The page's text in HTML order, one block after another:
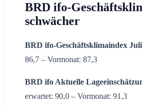
BRD ifo-
schwächer
BRD ifo-Geschäftsklimaindex
86,7 – Vormonat: 87,3
BRD ifo Aktuelle
erwartet: 90,0 – Vormonat: 91,3